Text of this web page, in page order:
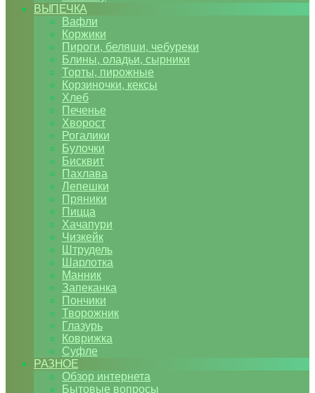
ВЫПЕЧКА
Вафли
Коржики
Пироги, беляши, чебуреки
Блины, оладьи, сырники
Торты, пирожные
Корзиночки, кексы
Хлеб
Печенье
Хворост
Рогалики
Булочки
Бисквит
Пахлава
Лепешки
Пряники
Пицца
Хачапури
Чизкейк
Штрудель
Шарлотка
Манник
Запеканка
Пончики
Творожник
Глазурь
Коврижка
Суфле
РАЗНОЕ
Обзор интернета
Бытовые вопросы